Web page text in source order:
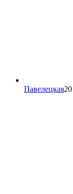
Павелецкая